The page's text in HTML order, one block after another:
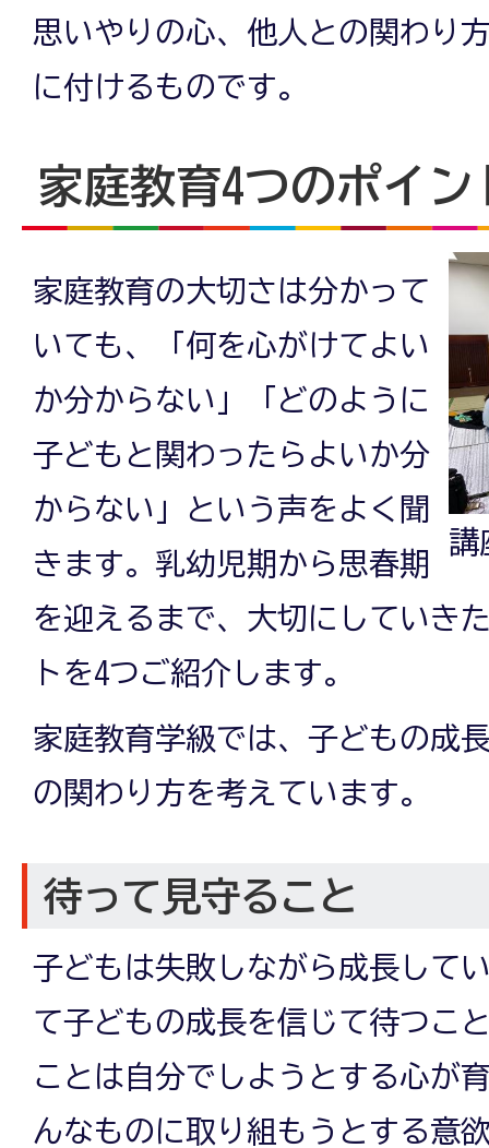
思いやりの心、他人との関わり
に付けるものです。
家庭教育4つのポイン
講
家庭教育の大切さは分かって
いても、「何を心がけてよい
か分からない」「どのように
子どもと関わったらよいか分
からない」という声をよく聞
きます。乳幼児期から思春期
を迎えるまで、大切にしていき
トを4つご紹介します。
家庭教育学級では、子どもの成
の関わり方を考えています。
待って見守ること
子どもは失敗しながら成長して
て子どもの成長を信じて待つこ
ことは自分でしようとする心が
んなものに取り組もうとする意